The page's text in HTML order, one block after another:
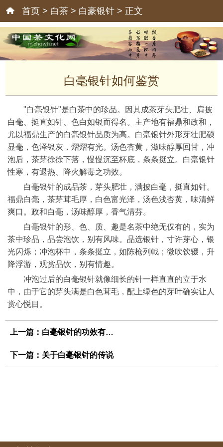
首页 > 白茶 > 白豪银针 > 正文
白毫银针如何鉴赏
"白毫银针"是白茶中的珍品。因其成茶芽头肥壮、肩披
白毫、挺直如针、色白如银而得名。主产地有福鼎和政和，
尤以福鼎生产的白毫银针品质为高。白毫银针外形芽壮肥硕
显毫，色泽银灰，熠熠有光。汤色杏黄，滋味醇厚回甘，冲
泡后，茶芽徐徐下落，慢慢沉至杯底，条条挺立。白毫银针
性寒，有退热、降火解毒之功效。
白毫银针的成品茶，芽头肥壮，满披白毫，挺直如针。
福鼎白毫，茶芽茸毛厚，白色富光泽，汤色浅杏黄，味清鲜
爽口。政和白毫，汤味醇厚，香气清芬。
白毫银针的形、色、质、趣是名茶中绝无仅有的，实为
茶中珍品，品尝泡饮，别有风味。品选银针，寸许芽心，银
光闪烁；冲泡杯中，条条挺立，如陈枪列戟；微吹饮辍，升
降浮游，观赏品饮，别有情趣。
冲泡过后的白毫银针就像细长的针一样直直的立于水
中，由于它的芽头满是白色茸毛，配上绿色的芽叶确实让人
赏心悦目。
上一篇： 白毫银针的功效有哪些
下一篇： 关于白毫银针的传说